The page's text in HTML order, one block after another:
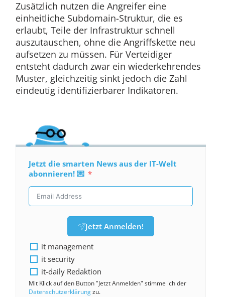
Zusätzlich nutzen die Angreifer eine
einheitliche Subdomain-Struktur, die es
erlaubt, Teile der Infrastruktur schnell
auszutauschen, ohne die Angriffskette neu
aufsetzen zu müssen. Für Verteidiger
entsteht dadurch zwar ein wiederkehrendes
Muster, gleichzeitig sinkt jedoch die Zahl
eindeutig identifizierbarer Indikatoren.
Jetzt die smarten News aus der IT-Welt
abonnieren! 💌
Jetzt Anmelden!
it management
it security
it-daily Redaktion
Mit Klick auf den Button "Jetzt Anmelden" stimme ich der
Datenschutzerklärungzu.